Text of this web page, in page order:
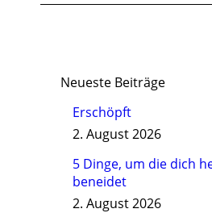
Neueste Beiträge
Erschöpft
2. August 2026
5 Dinge, um die dich
beneidet
2. August 2026